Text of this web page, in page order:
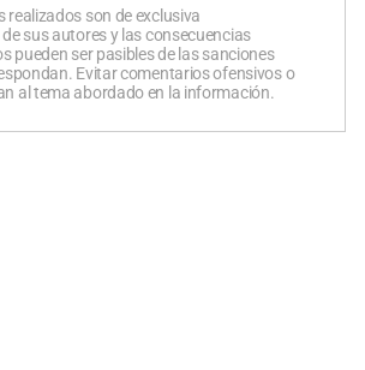
realizados son de exclusiva
sus autores y las consecuencias
pueden ser pasibles de las sanciones
Evitar comentarios ofensivos o
al tema abordado en la información.